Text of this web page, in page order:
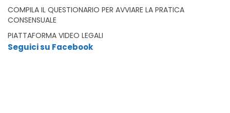
COMPILA IL QUESTIONARIO PER AVVIARE LA PRATICA
CONSENSUALE
PIATTAFORMA VIDEO LEGALI
Seguici su Facebook